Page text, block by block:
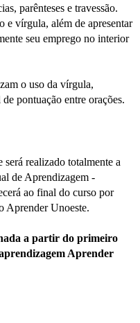
parênteses e travessão.
e vírgula, além de apresentar
seu emprego no interior
o uso da vírgula,
pontuação entre orações.
será realizado totalmente a
de Aprendizagem -
ao final do curso por
Aprender Unoeste.
a partir do primeiro
Aprender